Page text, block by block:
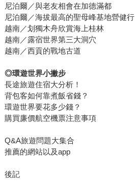
尼泊爾／與老友相會在加德滿都
尼泊爾／海拔最高的聖母峰基地營健行
越南／划獨木舟欣賞海上桂林
越南／露宿世界第三大洞穴
越南／西貢的戰地古道
◎環遊世界小撇步
長途旅遊住宿大分析！
背包客如何靠煮飯省錢？
環遊世界要花多少錢？
購買廉價航空機票注意事項
Q&A旅遊問題大集合
推薦的網站以及app
後記